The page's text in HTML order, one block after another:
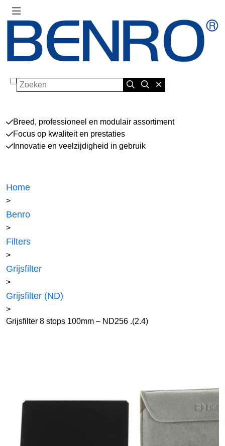
Zoeken
Breed, professioneel en modulair assortiment
Focus op kwaliteit en prestaties
Innovatie en veelzijdigheid in gebruik
Home
>
Benro
>
Filters
>
Grijsfilter
>
Grijsfilter (ND)
>
Grijsfilter 8 stops 100mm – ND256 .(2.4)